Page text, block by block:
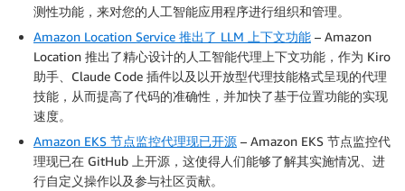
测性功能，来对您的人工智能应用程序进行组织和管理。
Amazon Location Service 推出了 LLM 上下文功能 – Amazon
Location 推出了精心设计的人工智能代理上下文功能，作为 Kiro
助手、Claude Code 插件以及以开放型代理技能格式呈现的代理
技能，从而提高了代码的准确性，并加快了基于位置功能的实现
速度。
Amazon EKS 节点监控代理现已开源 – Amazon EKS 节点监控代
理现已在 GitHub 上开源，这使得人们能够了解其实施情况、进
行自定义操作以及参与社区贡献。